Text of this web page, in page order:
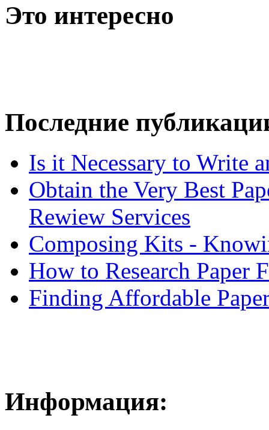
Это интересно
Последние
Is it Necessary to Write
Obtain the Very Best
Rewiew Services
Composing Kits -
How to Research Paper
Finding Affordable
Информация: